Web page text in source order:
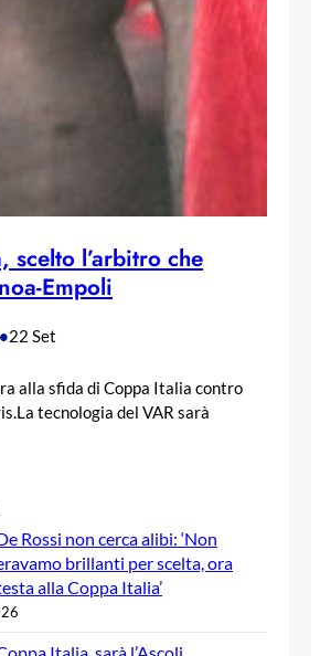
scelto l’arbitro che
Empoli
•22 Set
alla sfida di Coppa Italia contro
tecnologia del VAR sarà
Rossi non cerca alibi: ‘Non
brillanti per scelta, ora
alla Coppa Italia’